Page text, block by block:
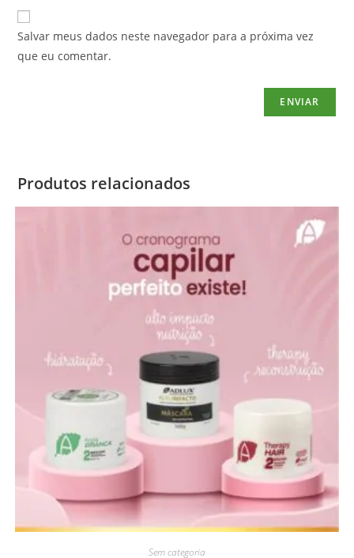
Salvar meus dados neste navegador para a próxima vez
que eu comentar.
Produtos relacionados
Sem categoria